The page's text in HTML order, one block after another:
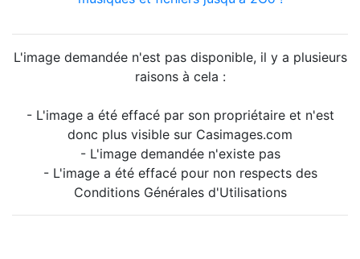
L'image demandée n'est pas disponible, il y a plusieurs
raisons à cela :
- L'image a été effacé par son propriétaire et n'est
donc plus visible sur Casimages.com
- L'image demandée n'existe pas
- L'image a été effacé pour non respects des
Conditions Générales d'Utilisations